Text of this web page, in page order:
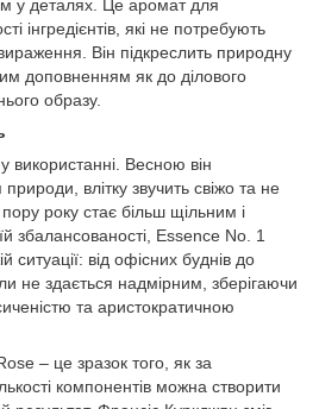
у деталях. Це аромат для
інгредієнтів, які не потребують
Він підкреслить природну
доповненням як до ділового
образу.
використанні. Весною він
влітку звучить свіжо та не
року стає більш щільним і
збалансованості, Essence No. 1
ситуації: від офісних буднів до
не здається надмірним, зберігаючи
та аристократичною
– це зразок того, як за
компонентів можна створити